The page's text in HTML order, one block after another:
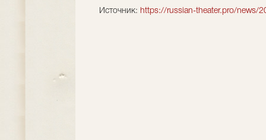
Источник: https://russian-theater.pro/news/